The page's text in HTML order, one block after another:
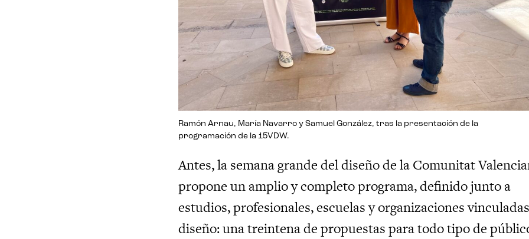
Ramón Arnau, María Navarro y Samuel González, tras la presentación de la
programación de la 15VDW.
Antes, la semana grande del diseño de la Comunitat
propone un amplio y completo programa, definido junto a
estudios, profesionales, escuelas y organizaciones
diseño: una treintena de propuestas para todo tipo de